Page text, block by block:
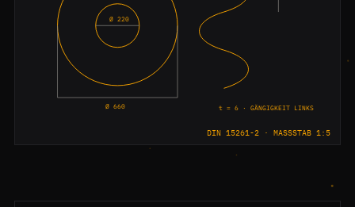
DIN 15261-2 · MASSSTAB 1:5
Ø 660
Ø 220
t = 6 · GÄNGIGKEIT LINKS